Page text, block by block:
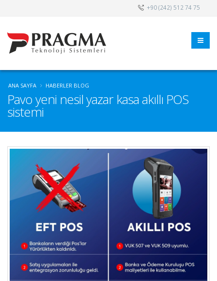
+90 (242) 512 74 75
ANA SAYFA HABERLER BLOG
Pavo yeni nesil yazar kasa akıllı POS
sistemi